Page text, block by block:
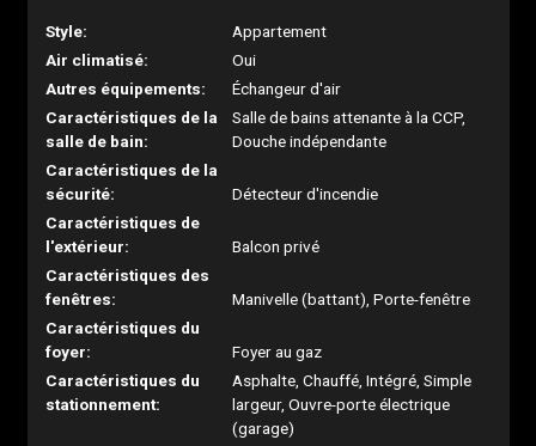
Style:
Appartement
Air climatisé:
Oui
Autres équipements:
Échangeur d'air
Caractéristiques de la
salle de bain:
Salle de bains attenante à la CCP,
Douche indépendante
Caractéristiques de la
sécurité:
Détecteur d'incendie
Caractéristiques de
l'extérieur:
Balcon privé
Caractéristiques des
fenêtres:
Manivelle (battant), Porte-fenêtre
Caractéristiques du
foyer:
Foyer au gaz
Caractéristiques du
stationnement:
Asphalte, Chauffé, Intégré, Simple
largeur, Ouvre-porte électrique
(garage)